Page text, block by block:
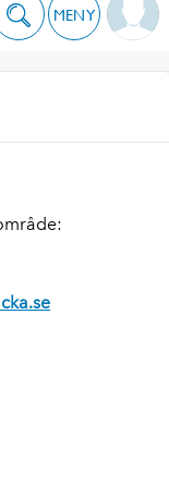
MENY